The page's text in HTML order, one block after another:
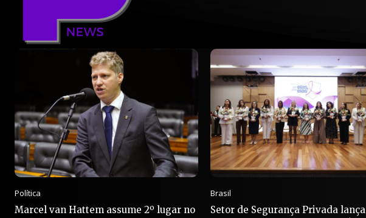
Política
Marcel van Hattem assume 2º lugar no
Brasil
Setor de Segurança Privada lança